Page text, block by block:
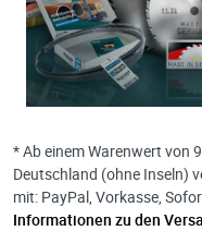
* Ab einem Warenwert von
Deutschland (ohne Inseln)
mit: PayPal, Vorkasse,
Informationen zu den